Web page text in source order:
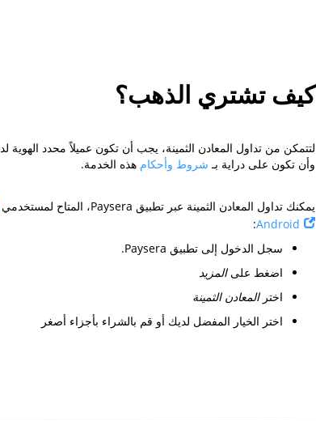
كيف تشتري الذهب؟
وأن تكون على دراية بـ شروط وأحكام هذه الخدمة.
يمكنك تداول المعادن الثمينة عبر تطبيق Paysera، المتاح لمستخدمي
Android
:
سجل الدخول إلى تطبيق Paysera.
اضغط علىالمزيد
اخترالمعادن الثمينة
اختر الخيار المفضل لديك أو قم بالشراء بأجزاء أصغر